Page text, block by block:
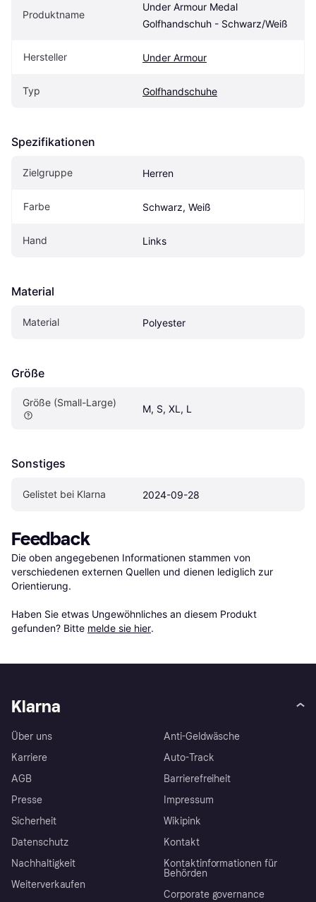
Produktname
Under Armour Medal
Golfhandschuh - Schwarz/Weiß
Hersteller Under Armour
Typ Golfhandschuhe
Spezifikationen
Zielgruppe Herren
Farbe Schwarz, Weiß
Hand Links
Material
Material Polyester
Größe
Größe (Small-Large)
M, S, XL, L
Sonstiges
Gelistet bei Klarna 2024-09-28
Feedback
Die oben angegebenen Informationen stammen von
verschiedenen externen Quellen und dienen lediglich zur
Orientierung.
Haben Sie etwas Ungewöhnliches an diesem Produkt
gefunden? Bitte melde sie hier.
Klarna
Über uns
Karriere
AGB
Presse
Sicherheit
Datenschutz
Nachhaltigkeit
Weiterverkaufen
Anti-Geldwäsche
Auto-Track
Barrierefreiheit
Impressum
Wikipink
Kontakt
Kontaktinformationen für
Behörden
Corporate governance